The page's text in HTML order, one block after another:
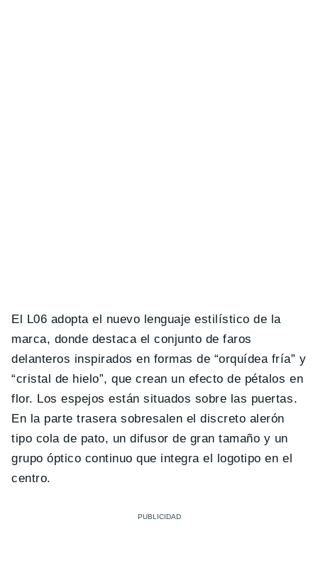
El L06 adopta el nuevo lenguaje estilístico de la
marca, donde destaca el conjunto de faros
delanteros inspirados en formas de “orquídea fría” y
“cristal de hielo”, que crean un efecto de pétalos en
flor. Los espejos están situados sobre las puertas.
En la parte trasera sobresalen el discreto alerón
tipo cola de pato, un difusor de gran tamaño y un
grupo óptico continuo que integra el logotipo en el
centro.